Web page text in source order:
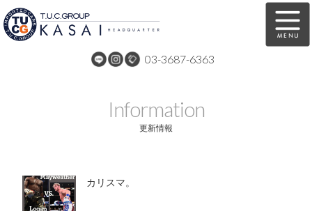
03-3687-6363
全国納車
Information
更新情報
カリスマ。